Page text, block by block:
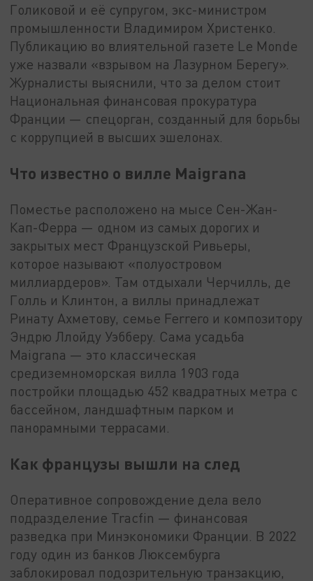
Голиковой и её супругом, экс-министром
промышленности Владимиром Христенко.
Публикацию во влиятельной газете Le Monde
уже назвали «взрывом на Лазурном Берегу».
Журналисты выяснили, что за делом стоит
Национальная финансовая прокуратура
Франции — спецорган, созданный для борьбы
с коррупцией в высших эшелонах.
Что известно о вилле Maigrana
Поместье расположено на мысе Сен-Жан-
Кап-Ферра — одном из самых дорогих и
закрытых мест Французской Ривьеры,
которое называют «полуостровом
миллиардеров». Там отдыхали Черчилль, де
Голль и Клинтон, а виллы принадлежат
Ринату Ахметову, семье Ferrero и композитору
Эндрю Ллойду Уэбберу. Сама усадьба
Maigrana — это классическая
средиземноморская вилла 1903 года
постройки площадью 452 квадратных метра с
бассейном, ландшафтным парком и
панорамными террасами.
Как французы вышли на след
Оперативное сопровождение дела вело
подразделение Tracfin — финансовая
разведка при Минэкономики Франции. В 2022
году один из банков Люксембурга
заблокировал подозрительную транзакцию,